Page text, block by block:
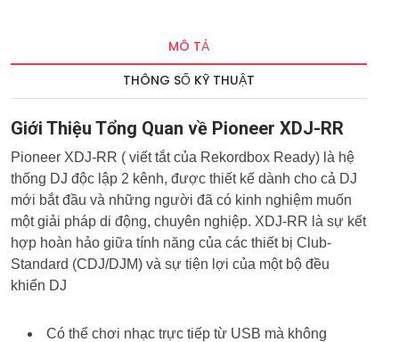
MÔ TẢ
THÔNG SỐ KỸ THUẬT
Giới Thiệu Tổng Quan về Pioneer XDJ-RR
Pioneer XDJ-RR ( viết tắt của Rekordbox Ready) là hệ
thống DJ độc lập 2 kênh, được thiết kế dành cho cả DJ
mới bắt đầu và những người đã có kinh nghiệm muốn
một giải pháp di động, chuyên nghiệp. XDJ-RR là sự kết
hợp hoàn hảo giữa tính năng của các thiết bị Club-
Standard (CDJ/DJM) và sự tiện lợi của một bộ đều
khiển DJ
Có thể chơi nhạc trực tiếp từ USB mà không